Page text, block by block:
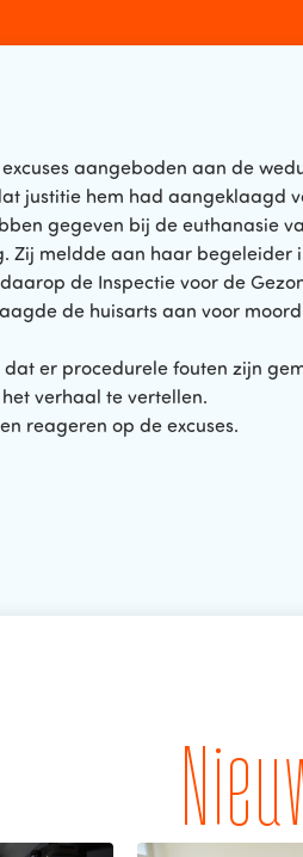
aangeboden aan de
justitie hem had aangeklaagd
gegeven bij de euthanasie
Zij meldde aan haar begeleider
de Inspectie voor de
de huisarts aan voor
er procedurele fouten zijn
verhaal te vertellen.
reageren op de excuses.